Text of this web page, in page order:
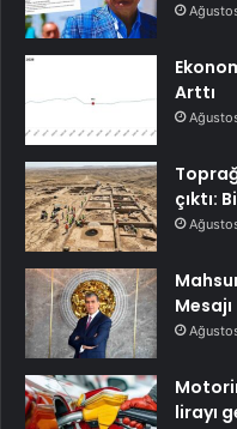
Arttı
çıktı:
Mesajı
lirayı